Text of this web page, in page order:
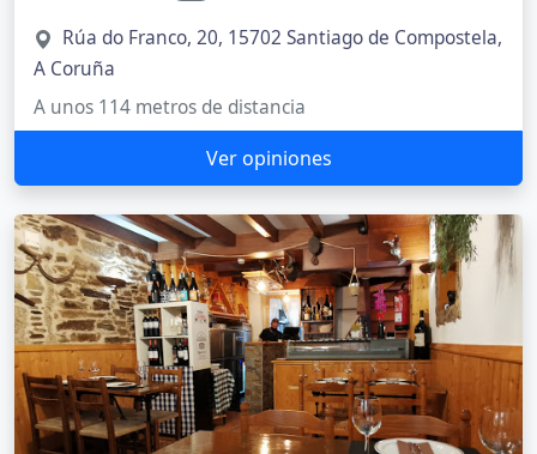
Rúa do Franco, 20, 15702 Santiago de Compostela,
A Coruña
A unos 114 metros de distancia
Ver opiniones